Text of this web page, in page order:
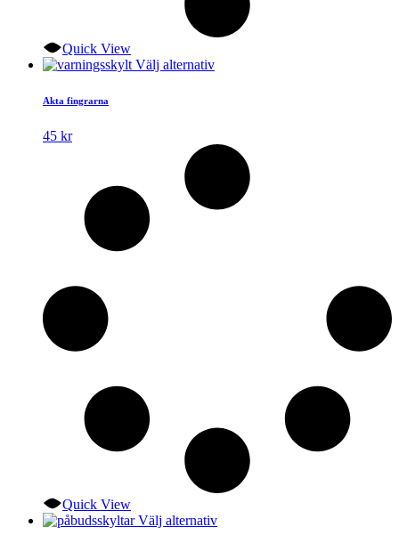
Quick View
Välj alternativDen
varianter.
alternativen
kan
Akta fingrarna
45 kr
Quick View
Välj alternativDen